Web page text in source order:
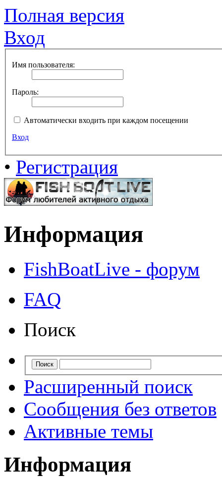
Полная версия
Вход
Имя пользователя:
Пароль:
Автоматически входить при каждом посещении
Вход
• Регистрация
Информация
FishBoatLive - форум
FAQ
Поиск
Расширенный поиск
Сообщения без ответов
Активные темы
Информация